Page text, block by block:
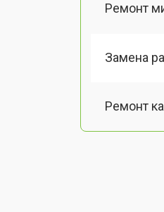
Ремонт
Замена
Ремонт